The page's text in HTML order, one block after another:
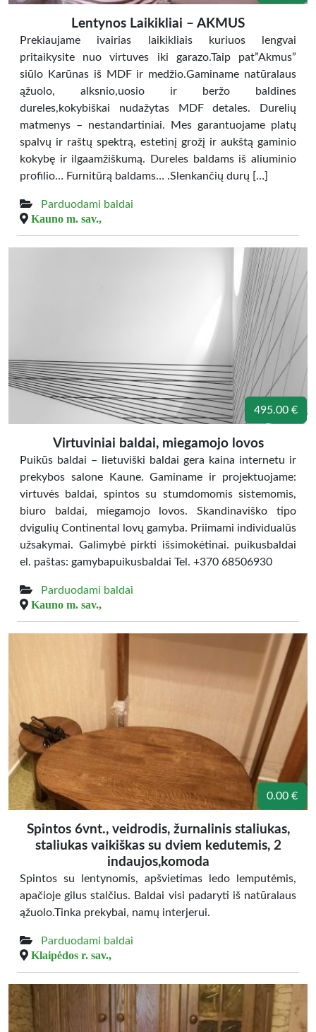
Lentynos Laikikliai – AKMUS
Prekiaujame ivairias laikikliais kuriuos lengvai
pritaikysite nuo virtuves iki garazo.Taip pat”Akmus”
siūlo Karūnas iš MDF ir medžio.Gaminame natūralaus
ąžuolo, alksnio,uosio ir beržo baldines
dureles,kokybiškai nudažytas MDF detales. Durelių
matmenys – nestandartiniai. Mes garantuojame platų
spalvų ir raštų spektrą, estetinį grožį ir aukštą gaminio
kokybę ir ilgaamžiškumą. Dureles baldams iš aliuminio
profilio… Furnitūrą baldams… .Slenkančių durų […]
Parduodami baldai
Kauno m. sav.,
495.00 €
Virtuviniai baldai, miegamojo lovos
Puikūs baldai – lietuviški baldai gera kaina internetu ir
prekybos salone Kaune. Gaminame ir projektuojame:
virtuvės baldai, spintos su stumdomomis sistemomis,
biuro baldai, miegamojo lovos. Skandinaviško tipo
dvigulių Continental lovų gamyba. Priimami individualūs
užsakymai. Galimybė pirkti išsimokėtinai. puikusbaldai
el. paštas: gamybapuikusbaldai Tel. +370 68506930
Parduodami baldai
Kauno m. sav.,
0.00 €
Spintos 6vnt., veidrodis, žurnalinis staliukas,
staliukas vaikiškas su dviem kedutemis, 2
indaujos,komoda
Spintos su lentynomis, apšvietimas ledo lemputėmis,
apačioje gilus stalčius. Baldai visi padaryti iš natūralaus
ąžuolo.Tinka prekybai, namų interjerui.
Parduodami baldai
Klaipėdos r. sav.,